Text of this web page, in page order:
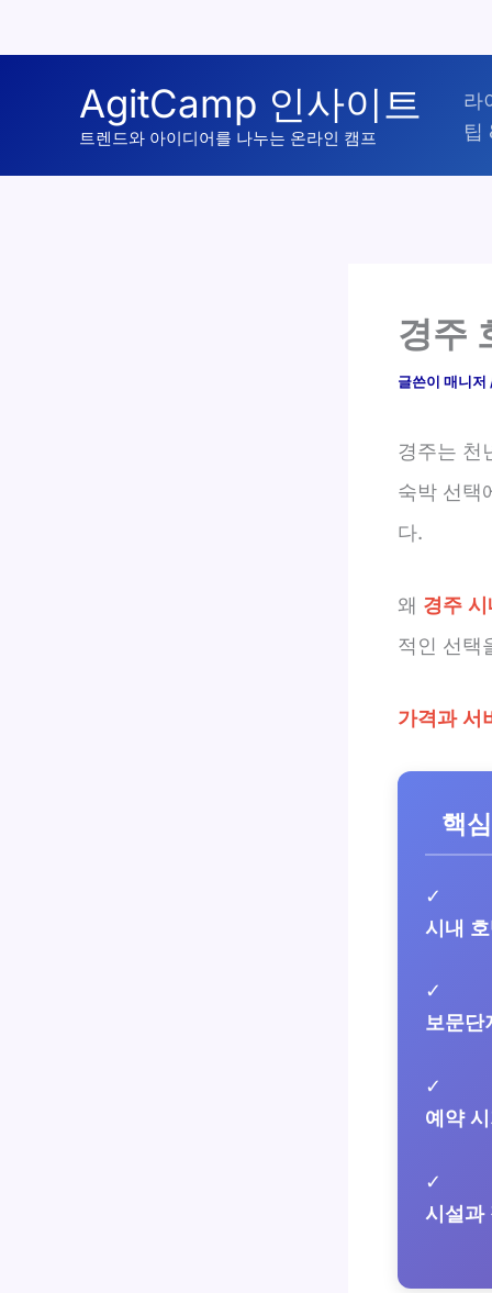
AgitCamp 인사이트
트렌드와 아이디어를 나누는 온라인 캠프
라
팁
경주
글쓴이 매니저
경주는 천
숙박 선택
다.
왜 경주
적인 선택
가격과 서
핵
✓
시내
✓
보문단
✓
예약 시
✓
시설과